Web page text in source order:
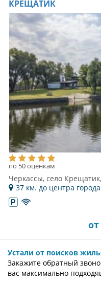
КРЕЩАТИК
по 50 оценкам
Черкассы, село
37 км. до центра города
Устали от поисков
Закажите обратный
вас максимально